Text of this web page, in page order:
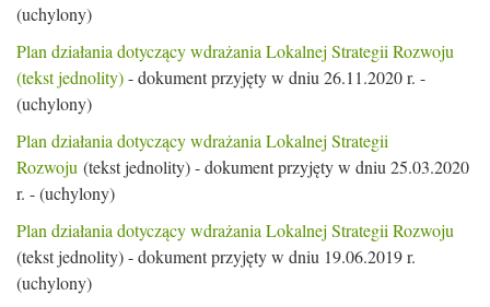
(uchylony)
Plan działania dotyczący wdrażania Lokalnej Strategii Rozwoju
(tekst jednolity)- dokument przyjęty w dniu 26.11.2020 r. -
(uchylony)
Plan działania dotyczący wdrażania Lokalnej Strategii
Rozwoju (tekst jednolity) - dokument przyjęty w dniu 25.03.2020
r. - (uchylony)
Plan działania dotyczący wdrażania Lokalnej Strategii Rozwoju
(tekst jednolity) - dokument przyjęty w dniu 19.06.2019 r.
(uchylony)